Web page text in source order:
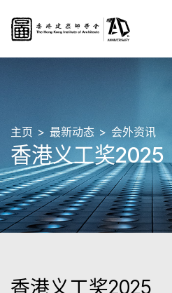
主页 最新动态 会外资讯
香港义工奖2025
香港义工奖2025